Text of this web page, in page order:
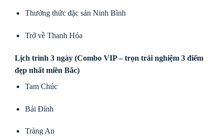
Thưởng thức đặc sản Ninh Bình
Trở về Thanh Hóa
Lịch trình 3 ngày (Combo VIP – trọn trải nghiệm 3 điểm
đẹp nhất miền Bắc)
Tam Chúc
Bái Đính
Tràng An